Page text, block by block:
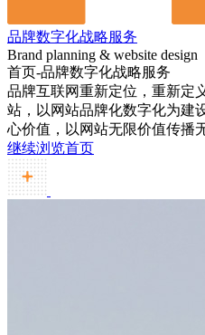
品牌数字化战略服务
Brand planning & website design
首页-品牌数字化战略服务
品牌互联网重新定位，重新定
站，以网站品牌化数字化为建
心价值，以网站无限价值传播
继续浏览首页